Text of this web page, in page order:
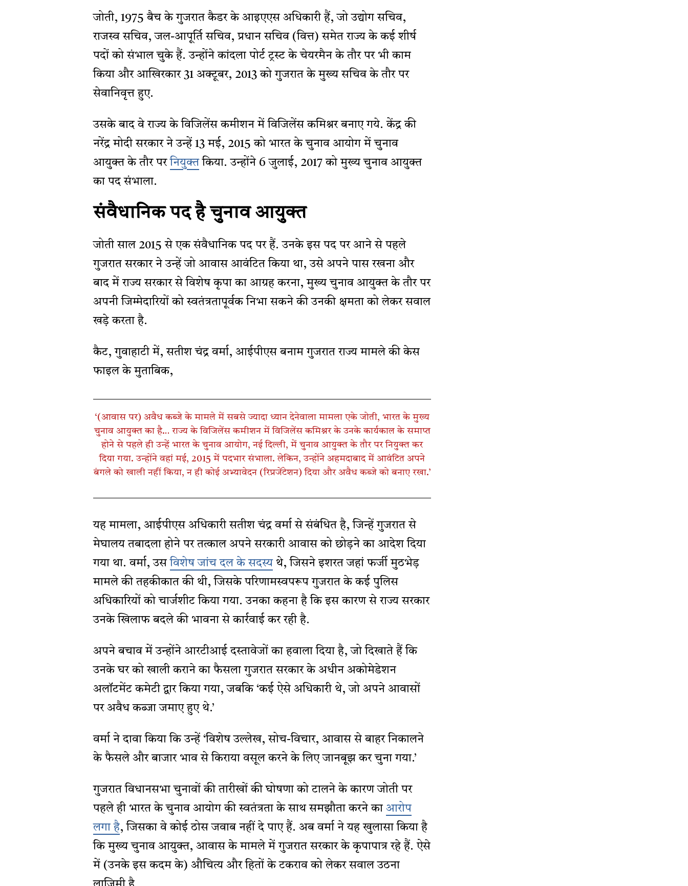
जोती, 1975 बैच के गुजरात कैडर के आइएएस अधिकारी हैं, जो उद्योग सचिव,
राजस्व सचिव, जल-आपूर्ति सचिव, प्रधान सचिव (वित्त) समेत राज्य के कई शीर्ष
पदों को संभाल चुके हैं. उन्होंने कांदला पोर्ट ट्रस्ट के चेयरमैन के तौर पर भी काम
किया और आखिरकार 31 अक्टूबर, 2013 को गुजरात के मुख्य सचिव के तौर पर
सेवानिवृत्त हुए.
उसके बाद वे राज्य के विजिलेंस कमीशन में विजिलेंस कमिश्नर बनाए गये. केंद्र की
नरेंद्र मोदी सरकार ने उन्हें 13 मई, 2015 को भारत के चुनाव आयोग में चुनाव
आयुक्त के तौर परनियुक्तकिया. उन्होंने 6 जुलाई, 2017 को मुख्य चुनाव आयुक्त
का पद संभाला.
संवैधानिक पद है चुनाव आयुक्त
जोती साल 2015 से एक संवैधानिक पद पर हैं. उनके इस पद पर आने से पहले
गुजरात सरकार ने उन्हें जो आवास आवंटित किया था, उसे अपने पास रखना और
बाद में राज्य सरकार से विशेष कृपा का आग्रह करना, मुख्य चुनाव आयुक्त के तौर पर
अपनी जिम्मेदारियों को स्वतंत्रतापूर्वक निभा सकने की उनकी क्षमता को लेकर सवाल
खड़े करता है.
कैट, गुवाहाटी में, सतीश चंद्र वर्मा, आईपीएस बनाम गुजरात राज्य मामले की केस
फाइल के मुताबिक,
‘(आवास पर) अवैध कब्जे के मामले में सबसे ज्यादा ध्यान देनेवाला मामला एके जोती, भारत के मुख्य
चुनाव आयुक्त का है… राज्य के विजिलेंस कमीशन में विजिलेंस कमिश्नर के उनके कार्यकाल के समाप्त
होने से पहले ही उन्हें भारत के चुनाव आयोग, नई दिल्ली, में चुनाव आयुक्त के तौर पर नियुक्त कर
दिया गया. उन्होंने वहां मई, 2015 में पदभार संभाला. लेकिन, उन्होंने अहमदाबाद में आवंटित अपने
बंगले को खाली नहीं किया, न ही कोई अभ्यावेदन (रिप्रजेंटेशन) दिया और अवैध कब्जे को बनाए रखा.’
यह मामला, आईपीएस अधिकारी सतीश चंद्र वर्मा से संबंधित है, जिन्हें गुजरात से
मेघालय तबादला होने पर तत्काल अपने सरकारी आवास को छोड़ने का आदेश दिया
गया था. वर्मा, उसविशेष जांच दल के सदस्यथे, जिसने इशरत जहां फर्जी मुठभेड़
मामले की तहकीकात की थी, जिसके परिणामस्वपरूप गुजरात के कई पुलिस
अधिकारियों को चार्जशीट किया गया. उनका कहना है कि इस कारण से राज्य सरकार
उनके खिलाफ बदले की भावना से कार्रवाई कर रही है.
अपने बचाव में उन्होंने आरटीआई दस्तावेजों का हवाला दिया है, जो दिखाते हैं कि
उनके घर को खाली कराने का फैसला गुजरात सरकार के अधीन अकोमेडेशन
अलॉटमेंट कमेटी द्वार किया गया, जबकि ‘कई ऐसे अधिकारी थे, जो अपने आवासों
पर अवैध कब्जा जमाए हुए थे.’
वर्मा ने दावा किया कि उन्हें ‘विशेष उल्लेख, सोच-विचार, आवास से बाहर निकालने
के फैसले और बाजार भाव से किराया वसूल करने के लिए जानबूझ कर चुना गया.’
गुजरात विधानसभा चुनावों की तारीखों की घोषणा को टालने के कारण जोती पर
पहले ही भारत के चुनाव आयोग की स्वतंत्रता के साथ समझौता करने का आरोप
लगा है, जिसका वे कोई ठोस जवाब नहीं दे पाए हैं. अब वर्मा ने यह खुलासा किया है
कि मुख्य चुनाव आयुक्त, आवास के मामले में गुजरात सरकार के कृपापात्र रहे हैं. ऐसे
में (उनके इस कदम के) औचित्य और हितों के टकराव को लेकर सवाल उठना